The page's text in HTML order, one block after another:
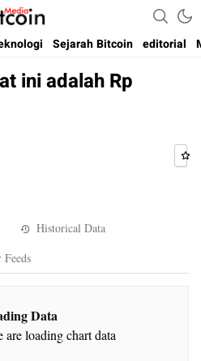
Indonesia
dan Blockchain di Indonesia
Sejarah Bitcoin editorial
ini adalah Rp
Historical Data
Data
are loading chart data